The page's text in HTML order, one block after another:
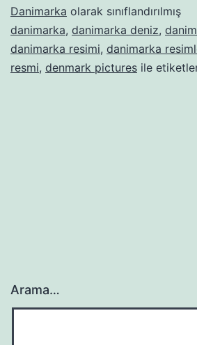
Danimarka olarak sınıflandırılmış
danimarka, danimarka deniz,
danimarka resimi, danimarka
resmi, denmark pictures ile
Arama…